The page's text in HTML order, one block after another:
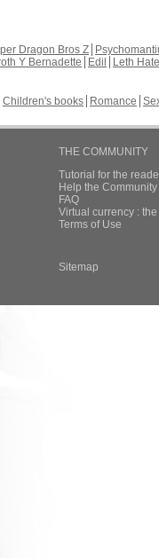
Dragon Bros Z
Y Bernadette Edil
Leth Hate
Children's books Romance
THE COMMUNITY
Tutorial for the
Help the
FAQ
Virtual currency :
Terms of Use
Sitemap